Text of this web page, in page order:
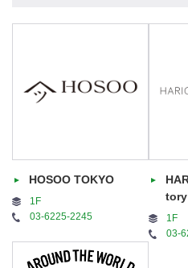
HOSOO TOKYO
1F
03-6225-2245
tory
1F
03-